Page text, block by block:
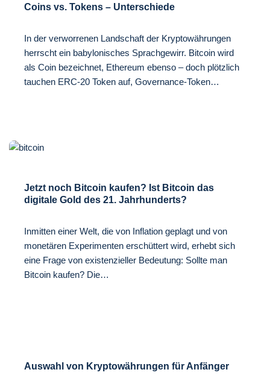
Coins vs. Tokens – Unterschiede
In der verworrenen Landschaft der Kryptowährungen
herrscht ein babylonisches Sprachgewirr. Bitcoin wird
als Coin bezeichnet, Ethereum ebenso – doch plötzlich
tauchen ERC-20 Token auf, Governance-Token…
Jetzt noch Bitcoin kaufen? Ist Bitcoin das
digitale Gold des 21. Jahrhunderts?
Inmitten einer Welt, die von Inflation geplagt und von
monetären Experimenten erschüttert wird, erhebt sich
eine Frage von existenzieller Bedeutung: Sollte man
Bitcoin kaufen? Die…
Auswahl von Kryptowährungen für Anfänger